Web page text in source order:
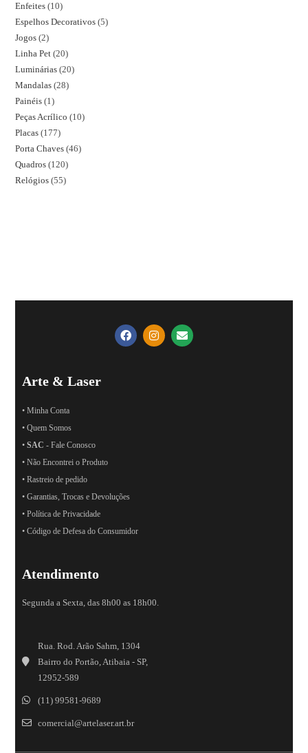
Enfeites 10
Espelhos Decorativos 5
Jogos 2
Linha Pet 20
Luminárias 20
Mandalas 28
Painéis 1
Peças Acrílico 10
Placas 177
Porta Chaves 46
Quadros 120
Relógios 55
Arte & Laser
• Minha Conta
• Quem Somos
•SAC - Fale Conosco
• Não Encontrei o Produto
• Rastreio de pedido
• Garantias, Trocas e Devoluções
• Política de Privacidade
• Código de Defesa do Consumidor
Atendimento
Segunda a Sexta, das 8h00 as 18h00.
Rua. Rod. Arão Sahm, 1304
Bairro do Portão, Atibaia - SP,
12952-589
(11) 99581-9689
comercial@artelaser.art.br